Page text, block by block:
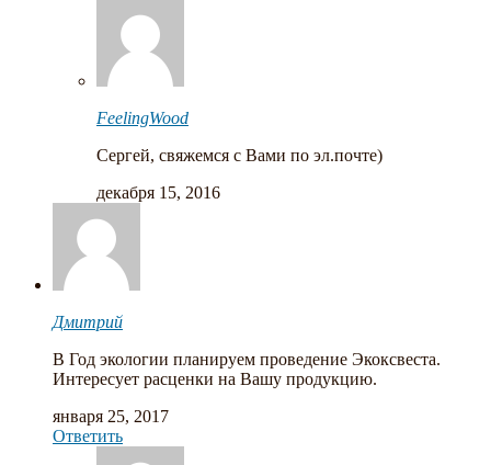
FeelingWood
Сергей, свяжемся с Вами по эл.почте)
декабря 15, 2016
Дмитрий
В Год экологии планируем проведение Экоксвеста.
Интересует расценки на Вашу продукцию.
января 25, 2017
Ответить